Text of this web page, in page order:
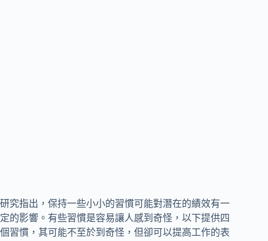
研究指出，保持一些小小的習慣可能對潛在的績效有一
定的影響。有些習慣是容易讓人感到奇怪，以下提供四
個習慣，其可能不至於到奇怪，但卻可以提高工作的表